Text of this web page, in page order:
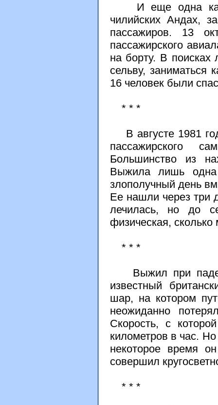
И еще одна
чилийских Андах,
пассажиров. 13
пассажирского
на борту. В поисках
сельву, заниматься
16 человек были
* * *
В августе 1981
пассажирского
Большинство из
Выжила лишь
злополучный день
Ее нашли через три
лечилась, но до
физическая, сколько
* * *
Выжил при
известный
шар, на котором
неожиданно
Скорость, с
километров в час.
некоторое время
совершил
* * *